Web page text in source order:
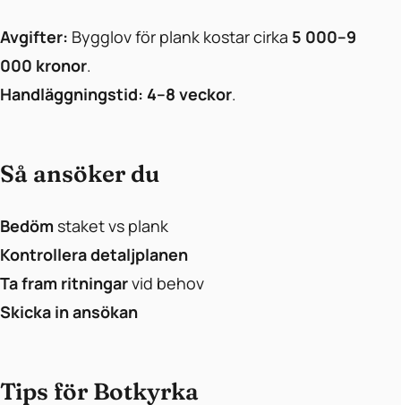
Avgifter: Bygglov för plank kostar cirka 5 000–9
000 kronor.
Handläggningstid: 4–8 veckor.
Så ansöker du
Bedöm staket vs plank
Kontrollera detaljplanen
Ta fram ritningarvid behov
Skicka in ansökan
Tips för Botkyrka